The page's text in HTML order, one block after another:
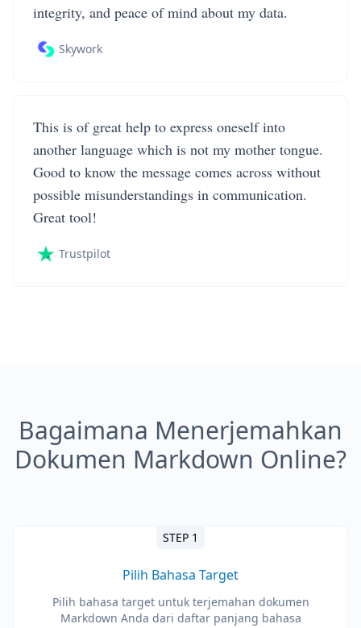
integrity, and peace of mind about my data.
Skywork
This is of great help to express oneself into
another language which is not my mother tongue.
Good to know the message comes across without
possible misunderstandings in communication.
Great tool!
Trustpilot
Bagaimana Menerjemahkan
Dokumen Markdown Online?
STEP 1
Pilih Bahasa Target
Pilih bahasa target untuk terjemahan dokumen
Markdown Anda dari daftar panjang bahasa